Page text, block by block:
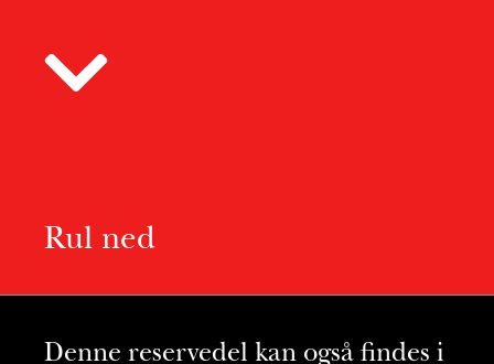
Rul ned
Denne reservedel kan også findes i